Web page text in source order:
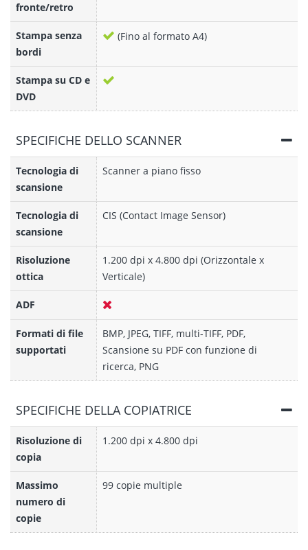
fronte/retro
Stampa senza
bordi
(Fino al formato A4)
Stampa su CD e
DVD
SPECIFICHE DELLO SCANNER
Tecnologia di
scansione
Scanner a piano fisso
Tecnologia di
scansione
CIS (Contact Image Sensor)
Risoluzione
ottica
1.200 dpi x 4.800 dpi (Orizzontale x
Verticale)
ADF
Formati di file
supportati
BMP, JPEG, TIFF, multi-TIFF, PDF,
Scansione su PDF con funzione di
ricerca, PNG
SPECIFICHE DELLA COPIATRICE
Risoluzione di
copia
1.200 dpi x 4.800 dpi
Massimo
numero di
copie
99 copie multiple